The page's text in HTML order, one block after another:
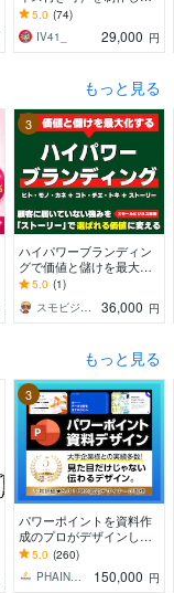
す スタッフはプロのアニ
メーターと漫画家！ 脚
本もご用意できます
5.0 (74)
IV41_
29,000 円
もっと見る
3
ハイパワーブランディン
グで価値と儲けを最大化
します 顧客に届いていな
で選ばれる価値に変える
5.0 (1)
36,000 円
もっと見る
3
パワーポイントを資料作
成のプロがデザインしま
す 大手企業様との取引実
績多数！ビジネスの背中
を押せるデザインを
5.0 (260)
PHAINO DESIGN
150,000 円